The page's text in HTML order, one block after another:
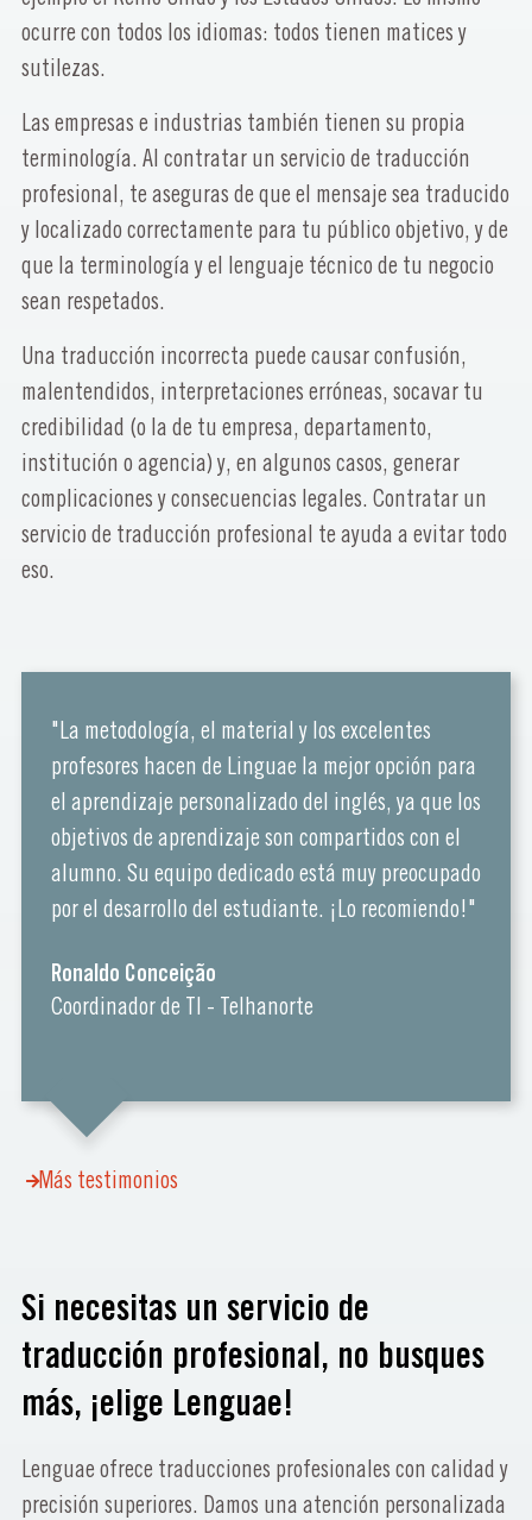
ocurre con todos los idiomas: todos tienen matices y
sutilezas.
Las empresas e industrias también tienen su propia
terminología. Al contratar un servicio de traducción
profesional, te aseguras de que el mensaje sea traducido
y localizado correctamente para tu público objetivo, y de
que la terminología y el lenguaje técnico de tu negocio
sean respetados.
Una traducción incorrecta puede causar confusión,
malentendidos, interpretaciones erróneas, socavar tu
credibilidad (o la de tu empresa, departamento,
institución o agencia) y, en algunos casos, generar
complicaciones y consecuencias legales. Contratar un
servicio de traducción profesional te ayuda a evitar todo
eso.
"La metodología, el material y los excelentes
profesores hacen de Linguae la mejor opción para
el aprendizaje personalizado del inglés, ya que los
objetivos de aprendizaje son compartidos con el
alumno. Su equipo dedicado está muy preocupado
por el desarrollo del estudiante. ¡Lo recomiendo!"
Ronaldo Conceição
Coordinador de TI - Telhanorte
Más testimonios
Si necesitas un servicio de
traducción profesional, no busques
más, ¡elige Lenguae!
Lenguae ofrece traducciones profesionales con calidad y
precisión superiores. Damos una atención personalizada